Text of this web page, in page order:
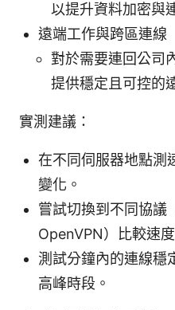
以提升資料加密與
遠端工作與跨區連線
對於需要連回公司
提供穩定且可控的
實測建議：
在不同伺服器地點測
變化。
嘗試切換到不同協議
OpenVPN）比較速
測試分鐘內的連線穩
高峰時段。